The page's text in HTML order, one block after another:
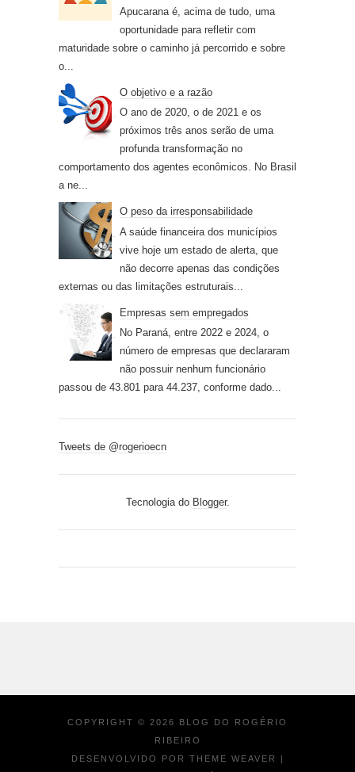
Apucarana é, acima de tudo, uma
oportunidade para refletir com
maturidade sobre o caminho já percorrido e sobre
o...
O objetivo e a razão
O ano de 2020, o de 2021 e os
próximos três anos serão de uma
profunda transformação no
comportamento dos agentes econômicos. No Brasil
a ne...
O peso da irresponsabilidade
A saúde financeira dos municípios
vive hoje um estado de alerta, que
não decorre apenas das condições
externas ou das limitações estruturais...
Empresas sem empregados
No Paraná, entre 2022 e 2024, o
número de empresas que declararam
não possuir nenhum funcionário
passou de 43.801 para 44.237, conforme dado...
Tweets de @rogerioecn
Tecnologia do Blogger.
COPYRIGHT © 2026
BLOG DO ROGÉRIO
RIBEIRO
DESENVOLVIDO POR THEME WEAVER